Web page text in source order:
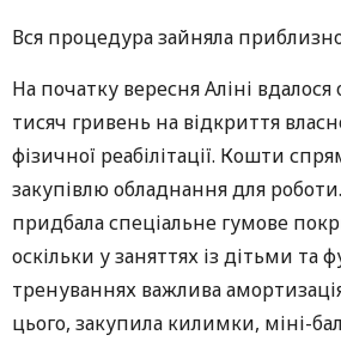
Вся процедура зайняла
На початку вересня Алiні
тисяч гривень на відкриття
фізичної реабілітації. Кошти
закупівлю обладнання для
придбала спеціальне гумове
оскільки у заняттях із дітьми та
тренуваннях важлива
цього, закупила килимки, міні-